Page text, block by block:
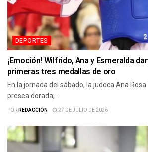
DEPORTES
¡Emoción! Wilfrido, Ana y Esmeralda
primeras tres medallas de oro
En la jornada del sábado, la judoca Ana
presea dorada,...
PORREDACCIÓN 27 DE JULIO DE 2026